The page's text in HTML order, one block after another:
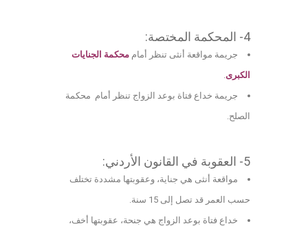
4- المحكمة المختصة:
جريمة مواقعة أنثى تنظر أمام محكمة الجنايات
الكبرى
جريمة خداع فتاة بوعد الزواج تنظر أمام محكمة
الصلح.
5- العقوبة في القانون الأردني:
مواقعة أنثى هي جناية، وعقوبتها مشددة تختلف
حسب العمر قد تصل إلى 15 سنة.
خداع فتاة بوعد الزواج هي جنحة، عقوبتها أخف،